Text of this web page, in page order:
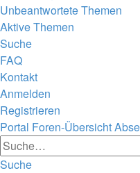
Unbeantwortete Themen
Aktive Themen
Suche
FAQ
Kontakt
Anmelden
Registrieren
Portal Foren-Übersicht
Suche